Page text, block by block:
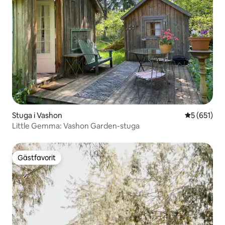
Stuga i Vashon 5 av 5 i
5 (651)
Little Gemma: Vashon Garden-stuga
Gästfavorit
Gästfavorit